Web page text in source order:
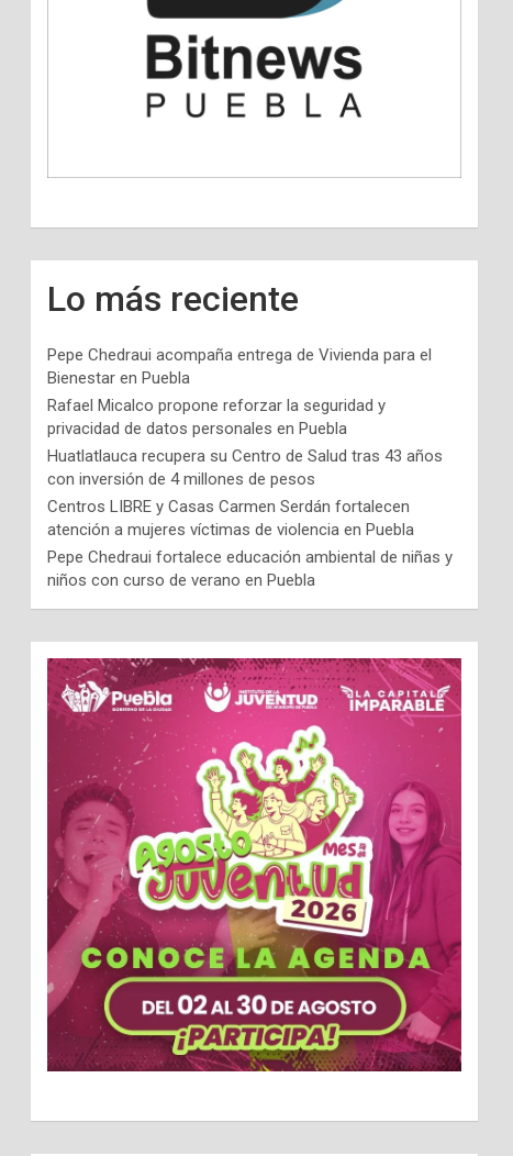
Lo más reciente
Pepe Chedraui acompaña entrega de Vivienda para el
Bienestar en Puebla
Rafael Micalco propone reforzar la seguridad y
privacidad de datos personales en Puebla
Huatlatlauca recupera su Centro de Salud tras 43 años
con inversión de 4 millones de pesos
Centros LIBRE y Casas Carmen Serdán fortalecen
atención a mujeres víctimas de violencia en Puebla
Pepe Chedraui fortalece educación ambiental de niñas y
niños con curso de verano en Puebla